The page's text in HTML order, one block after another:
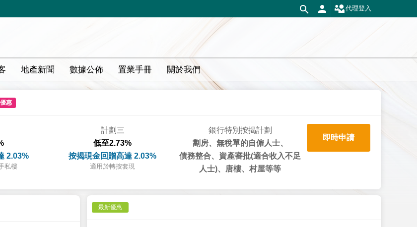
代理登入
地產新聞 數據公佈 置業手冊 關於我們
惠
2.03%
私樓
計劃三
低至2.73%
按揭現金回贈高達 2.03%
適用於轉按套現
銀行特別按揭計劃
劏房、無稅單的自僱人士、
債務整合、資產審批(適合收入不足
人士)、唐樓、村屋等等
即時申請
最新優惠